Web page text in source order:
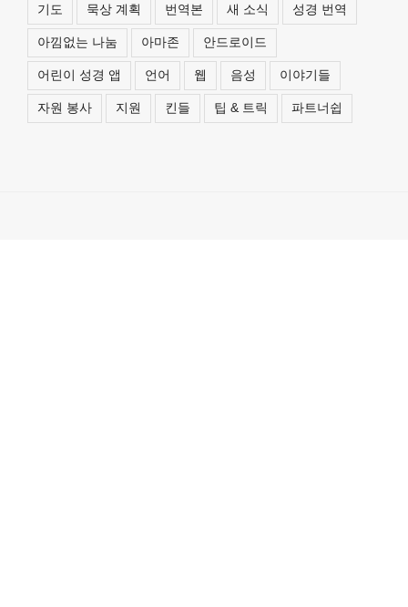
기도 묵상 계획 번역본 새 소식 성경 번역
아낌없는 나눔 아마존 안드로이드
어린이 성경 앱 언어 웹 음성 이야기들
자원 봉사 지원 킨들 팁 & 트릭 파트너쉽